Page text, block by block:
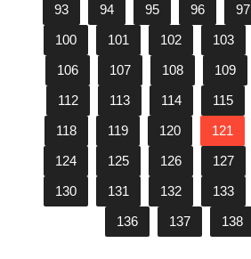
93
94 95 96 97
100
101 102 103
106
107 108 109
112
113 114 115
118
119 120 121
124
125 126 127
130
131 132 133
136
137 138